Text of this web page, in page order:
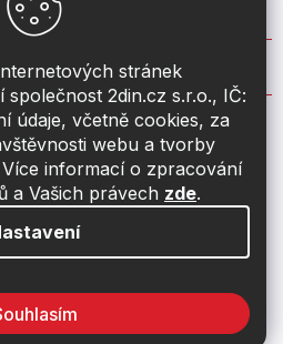
stránek
2din.cz s.r.o., IČ:
údaje, včetně cookies, za
webu a tvorby
informací o zpracování
a Vašich právech zde.
info@2din.cz
774 19 55 33
Shoptet